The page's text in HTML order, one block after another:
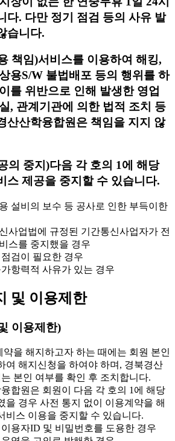
다. 다만 정기 점검 등의 사유 발
습니다.
책임)서비스를 이용하여 해킹,
용S/W 불법배포 등의 행위를 하
를 위반으로 인해 발생한 영업
, 관계기관에 의한 법적 조치 등
산산학융합원은 책임을 지지 않
의 중지)다음 각 호의 1에 해당
스 제공을 중지할 수 있습니다.
설비의 보수 등 공사로 인한 부득이한
사업법에 규정된 기간통신사업자가 전
스를 중지했을 경우
검이 필요한 경우
항력적 사유가 있는 경우
및 이용제한
이용제한)
약을 해지하고자 하는 때에는 회원 본인
여 해지신청을 하여야 하며, 경북경산
본인 여부를 확인 후 조치합니다.
합원은 회원이 다음 각 호의 1에 해당
을 경우 사전 통지 없이 이용계약을 해
비스 이용을 중지할 수 있습니다.
용자ID 및 비밀번호를 도용한 경우